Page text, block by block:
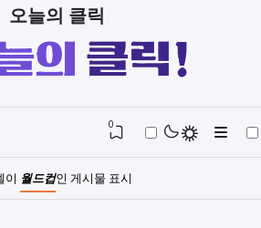
오늘의 클릭
0
이 월드컵인 게시물 표시